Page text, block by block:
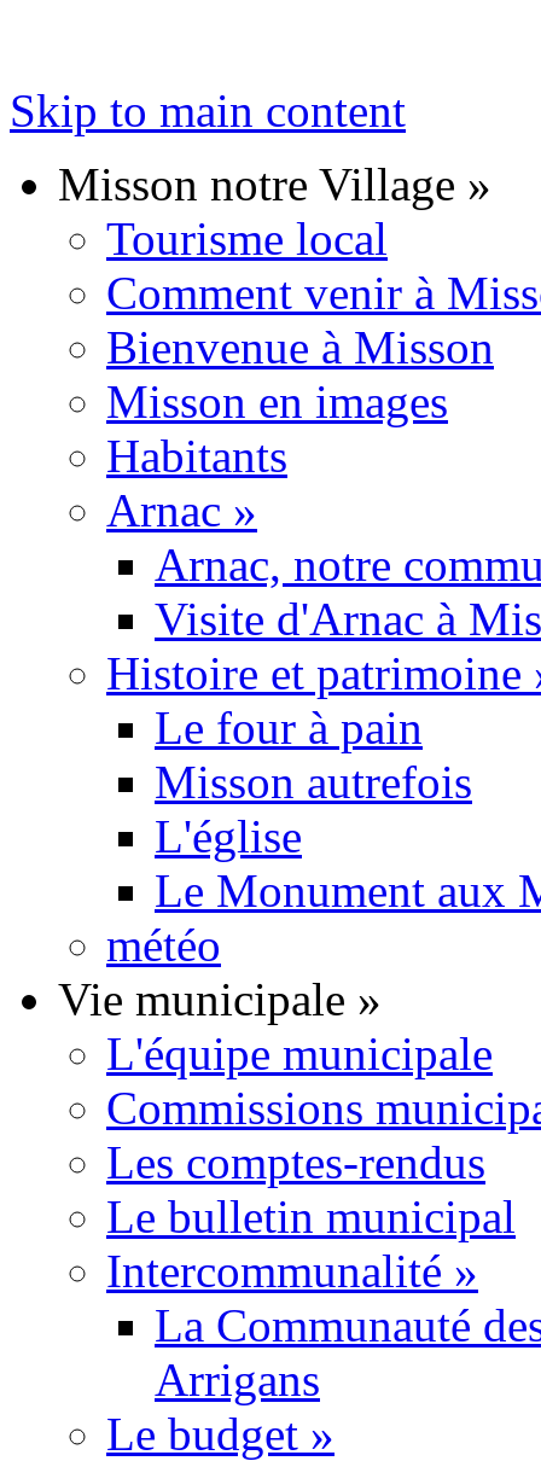
Skip to main content
Misson notre Village »
Tourisme local
Comment venir à
Bienvenue à Misson
Misson en images
Habitants
Arnac »
Arnac, notre
Visite d'Arnac à
Histoire et patrimoine
Le four à pain
Misson autrefois
L'église
Le Monument aux
météo
Vie municipale »
L'équipe municipale
Commissions
Les comptes-rendus
Le bulletin municipal
Intercommunalité »
La Communauté
Arrigans
Le budget »